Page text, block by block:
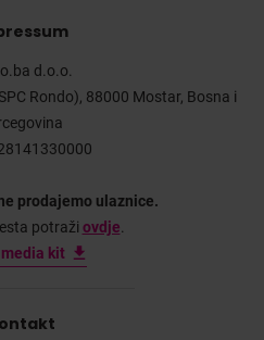
d.o.o.
Rondo), 88000 Mostar, Bosna i
prodajemo ulaznice.
potraži ovdje
media kit